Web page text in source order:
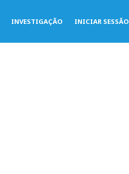
INVESTIGAÇÃO INICIAR SESSÃO